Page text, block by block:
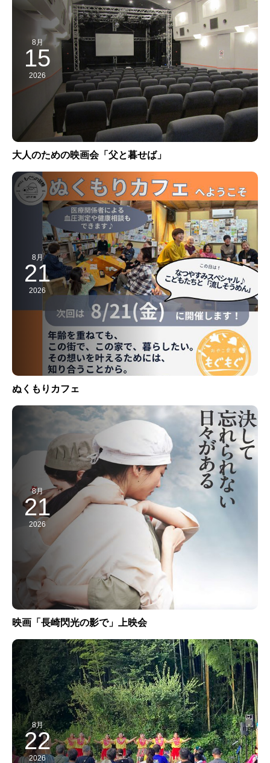
8月
15
2026
大人のための映画会「父と暮せば」
8月
21
2026
ぬくもりカフェ
8月
21
2026
映画「長崎閃光の影で」上映会
8月
22
2026